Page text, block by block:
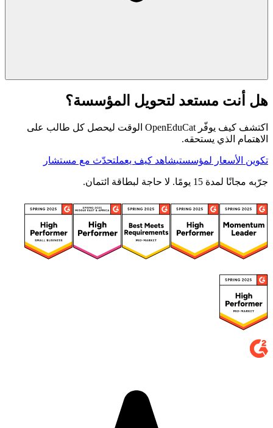
هل أنت مستعد لتحويل المؤسسة؟
اكتشف كيف يوفّر OpenEduCat الوقت ليحصل كل طالب على
الاهتمام الذي يستحقه.
تكوين الأسعار لمؤسستيشاهد كيف يعملتحدّث مع مستشار
جرّبه مجانًا لمدة 15 يومًا. لا حاجة لبطاقة ائتمان.